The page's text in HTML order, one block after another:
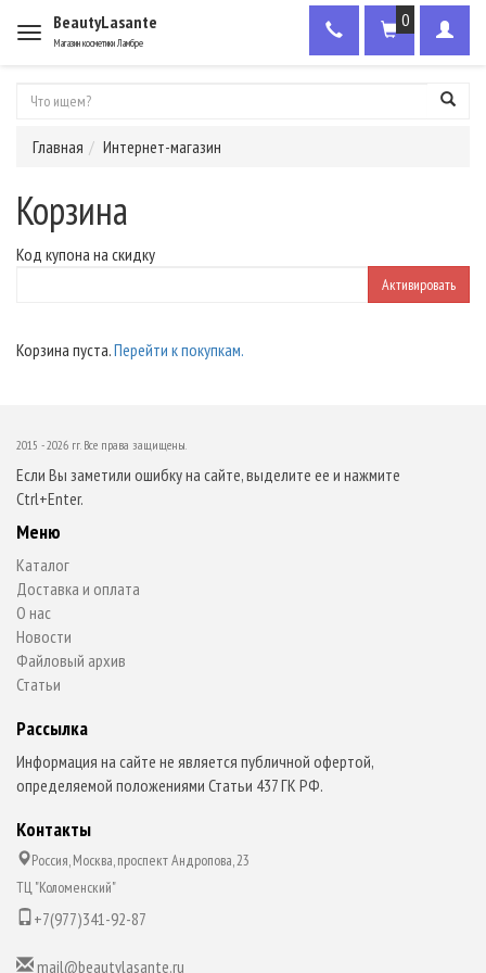
Меню
BeautyLasante
Магазин косметики Ламбре
0
Главная Интернет-магазин
Корзина
Код купона на скидку
Корзина пуста.Перейти к покупкам.
2015 - 2026 гг. Все права защищены.
Если Вы заметили ошибку на сайте, выделите ее и нажмите
Ctrl+Enter.
Меню
Каталог
Доставка и оплата
О нас
Новости
Файловый архив
Статьи
Рассылка
Информация на сайте не является публичной офертой,
определяемой положениями Статьи 437 ГК РФ.
Контакты
Россия, Москва, проспект Андропова, 23
ТЦ "Коломенский"
+7(977)341-92-87
mail@beautylasante.ru